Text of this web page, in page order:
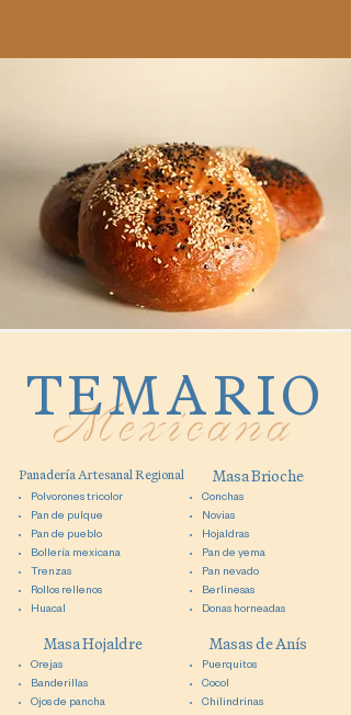
Mexicana
TEMARIO
Panadería Artesanal Regional Masa Brioche
Polvorones tricolor
Pan de pulque
Pan de pueblo
Bollería mexicana
Trenzas
Rollos rellenos
Huacal
Conchas
Novias
Hojaldras
Pan de yema
Pan nevado
Berlinesas
Donas horneadas
MasaHojaldre
Orejas
Banderillas
Ojos de pancha
Masas de Anís
Puerquitos
Cocol
Chilindrinas